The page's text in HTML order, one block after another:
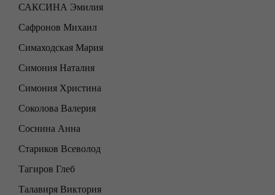
САКСИНА Эмилия
Сафронов Михаил
Симаходская Мария
Симония Наталия
Симония Христина
Соколова Валерия
Соснина Анна
Стариков Всеволод
Тагиров Глеб
Талавиря Виктория